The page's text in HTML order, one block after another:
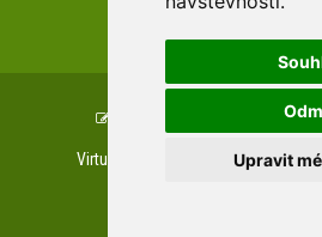
Upravit
Copyright © www.uspza.cz,
Virtuální prohlídky Letecké